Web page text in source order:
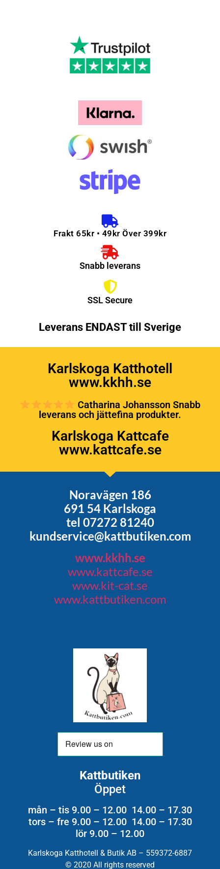
Frakt 65kr • 49kr Över 399kr
Snabb leverans
SSL Secure
Leverans ENDAST till Sverige
Karlskoga Katthotell
www.kkhh.se
Catharina Johansson Snabb
leverans och jättefina produkter.
Karlskoga Kattcafe
www.kattcafe.se
Noravägen 186
691 54 Karlskoga
tel 07272 81240
kundservice@kattbutiken.com
www.kkhh.se
www.kattcafe.se
www.kit-cat.se
www.kattbutiken.com
Kattbutiken
Öppet
mån – tis 9.00 – 12.00 14.00 – 17.30
tors – fre 9.00 – 12.00 14.00 – 17.30
lör 9.00 – 12.00
Karlskoga Katthotell & Butik AB – 559372-6887
© 2020 All rights reserved